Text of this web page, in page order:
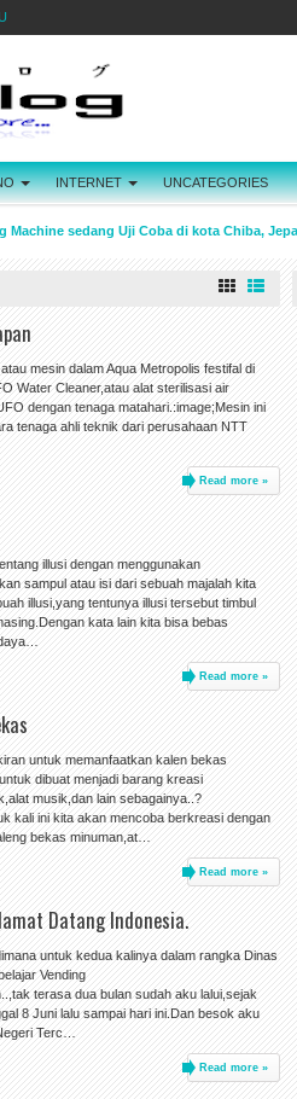
INTERNET UNCATEGORIES
sedang Uji Coba di kota Chiba,
mesin dalam Aqua Metropolis festifal di
Water Cleaner,atau alat sterilisasi air
dengan tenaga matahari.:image;Mesin ini
tenaga ahli teknik dari perusahaan NTT
Read more »
illusi dengan menggunakan
sampul atau isi dari sebuah majalah kita
illusi,yang tentunya illusi tersebut timbul
kata lain kita bisa bebas
Read more »
untuk memanfaatkan kalen bekas
dibuat menjadi barang kreasi
musik,dan lain sebagainya..?
kali ini kita akan mencoba berkreasi dengan
bekas minuman,at…
Read more »
Datang Indonesia.
untuk kedua kalinya dalam rangka Dinas
Vending
terasa dua bulan sudah aku lalui,sejak
8 Juni lalu sampai hari ini.Dan besok aku
Terc…
Read more »